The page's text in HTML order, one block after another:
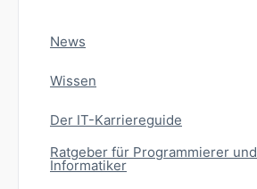
News
Wissen
Der IT-Karriereguide
Ratgeber für Programmierer und
Informatiker